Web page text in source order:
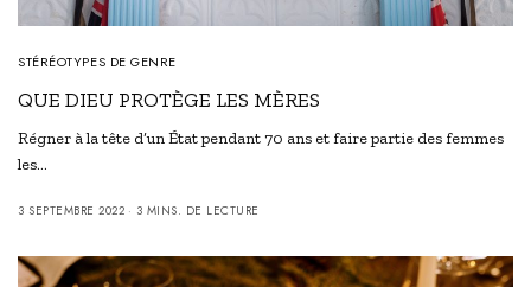
STÉRÉOTYPES DE GENRE
QUE DIEU PROTÈGE LES MÈRES
Régner à la tête d’un État pendant 70 ans et faire partie des femmes
les…
3 SEPTEMBRE 2022 3 MINS. DE LECTURE